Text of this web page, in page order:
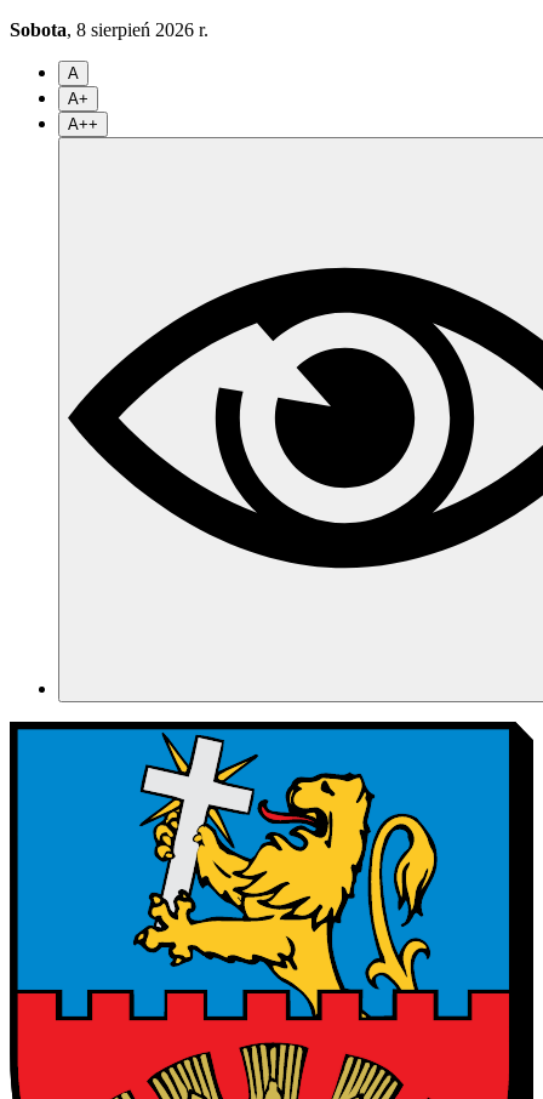
Sobota, 8 sierpień 2026 r.
A
A+
A++